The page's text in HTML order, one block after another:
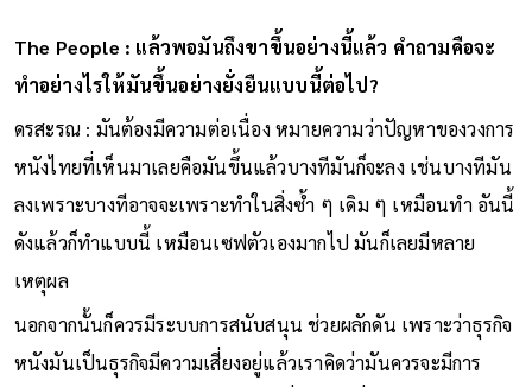
The People : แล้วพอมันถึงขาขึ้นอย่างนี้แล้ว คำถามคือจะ
ทำอย่างไรให้มันขึ้นอย่างยั่งยืนแบบนี้ต่อไป?
ดรสะรณ : มันต้องมีความต่อเนื่อง หมายความว่าปัญหาของวงการ
หนังไทยที่เห็นมาเลยคือมันขึ้นแล้วบางทีมันก็จะลง เช่นบางทีมัน
ลงเพราะบางทีอาจจะเพราะทําในสิ่งซ้ํา ๆ เดิม ๆ เหมือนทํา อันนี้
ดังแล้วก็ทําแบบนี้ เหมือนเซฟตัวเองมากไป มันก็เลยมีหลาย
เหตุผล
นอกจากนั้นก็ควรมีระบบการสนับสนุน ช่วยผลักดัน เพราะว่าธุรกิจ
หนังมันเป็นธุรกิจมีความเสี่ยงอยู่แล้วเราคิดว่ามันควรจะมีการ